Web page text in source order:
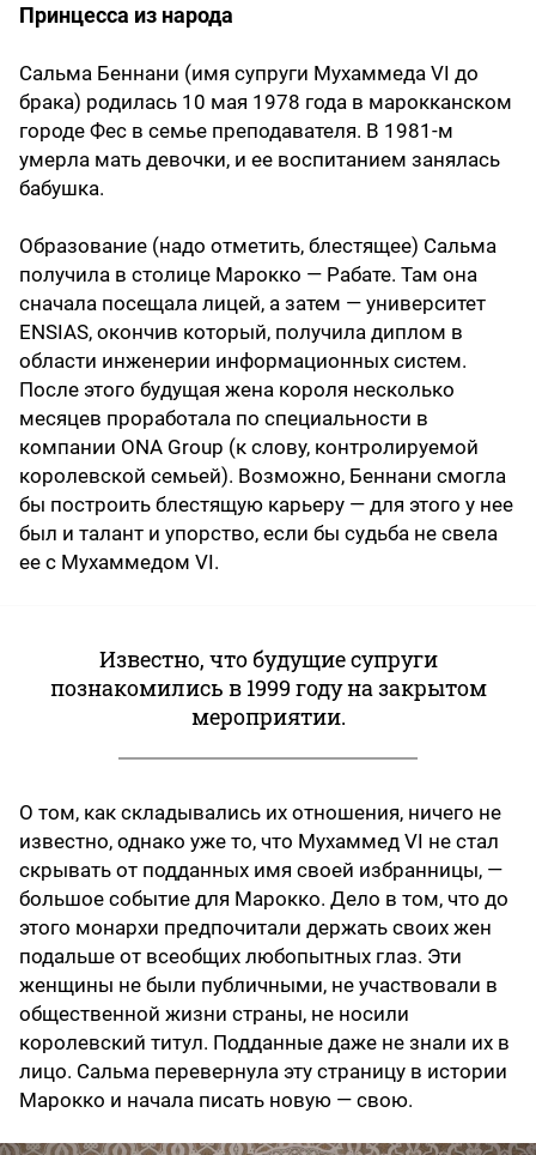
Принцесса из народа
Сальма Беннани (имя супруги Мухаммеда VI до
брака) родилась 10 мая 1978 года в марокканском
городе Фес в семье преподавателя. В 1981-м
умерла мать девочки, и ее воспитанием занялась
бабушка.
Образование (надо отметить, блестящее) Сальма
получила в столице Марокко — Рабате. Там она
сначала посещала лицей, а затем — университет
ENSIAS, окончив который, получила диплом в
области инженерии информационных систем.
После этого будущая жена короля несколько
месяцев проработала по специальности в
компании ONA Group (к слову, контролируемой
королевской семьей). Возможно, Беннани смогла
бы построить блестящую карьеру — для этого у нее
был и талант и упорство, если бы судьба не свела
ее с Мухаммедом VI.
Известно, что будущие супруги
познакомились в 1999 году на закрытом
мероприятии.
О том, как складывались их отношения, ничего не
известно, однако уже то, что Мухаммед VI не стал
скрывать от подданных имя своей избранницы, —
большое событие для Марокко. Дело в том, что до
этого монархи предпочитали держать своих жен
подальше от всеобщих любопытных глаз. Эти
женщины не были публичными, не участвовали в
общественной жизни страны, не носили
королевский титул. Подданные даже не знали их в
лицо. Сальма перевернула эту страницу в истории
Марокко и начала писать новую — свою.